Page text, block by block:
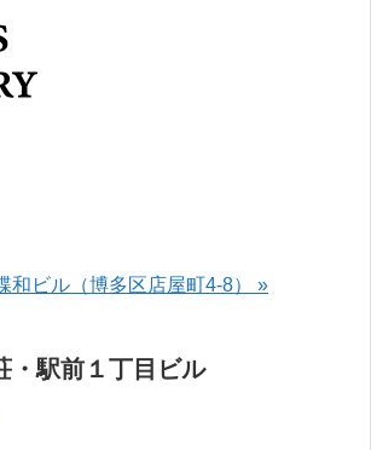
和ビル（博多区店屋町4-8） »
・駅前１丁目ビル